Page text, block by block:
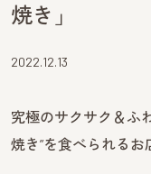
焼き」
2022.12.13
究極のサクサク＆ふ
焼き”を食べられるお